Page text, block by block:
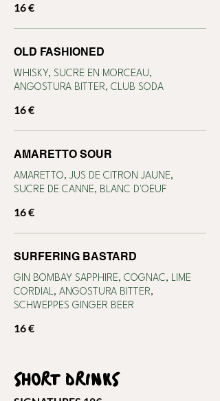
16 €
OLD FASHIONED
WHISKY, SUCRE EN MORCEAU,
ANGOSTURA BITTER, CLUB SODA
16 €
AMARETTO SOUR
AMARETTO, JUS DE CITRON JAUNE,
SUCRE DE CANNE, BLANC D'OEUF
16 €
SURFERING BASTARD
GIN BOMBAY SAPPHIRE, COGNAC, LIME
CORDIAL, ANGOSTURA BITTER,
SCHWEPPES GINGER BEER
16 €
SHORT DRINKS